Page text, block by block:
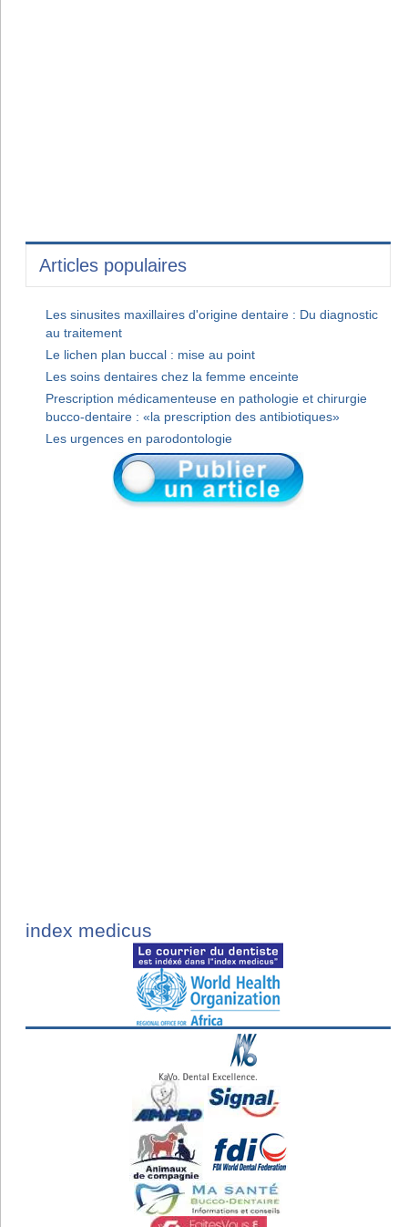
Articles populaires
Les sinusites maxillaires d'origine dentaire : Du diagnostic
au traitement
Le lichen plan buccal : mise au point
Les soins dentaires chez la femme enceinte
Prescription médicamenteuse en pathologie et chirurgie
bucco-dentaire : «la prescription des antibiotiques»
Les urgences en parodontologie
index medicus